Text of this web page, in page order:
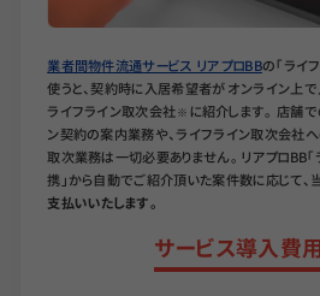
業者間物件流通サービス リアプロBBの「ライ
使うと、契約時に入居希望者がオンライン上
ライフライン取次会社※ に紹介します。 店舗
ン契約の案内業務や、ライフライン取次会社
取次業務は一切必要ありません。 リアプロBB
携」から自動でご紹介頂いた案件数に応じて、
支払いいたします。
サービス導入費用